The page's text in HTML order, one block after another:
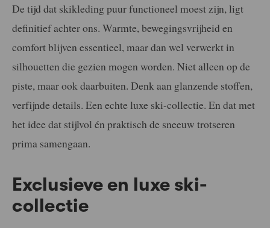
De tijd dat skikleding puur functioneel moest zijn, ligt
definitief achter ons. Warmte, bewegingsvrijheid en
comfort blijven essentieel, maar dan wel verwerkt in
silhouetten die gezien mogen worden. Niet alleen op de
piste, maar ook daarbuiten. Denk aan glanzende stoffen,
verfijnde details. Een echte luxe ski-collectie. En dat met
het idee dat stijlvol én praktisch de sneeuw trotseren
prima samengaan.
Exclusieve en luxe ski-
collectie